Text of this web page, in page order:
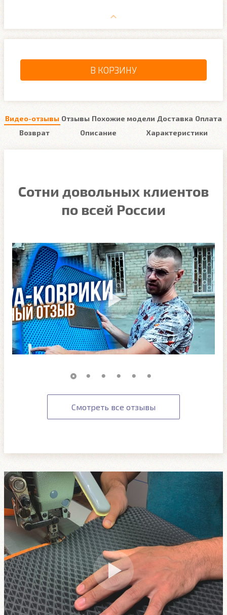
В КОРЗИНУ
Видео-отзывы Отзывы Похожие модели Доставка Оплата
Возврат
Описание Характеристики
Сотни довольных клиентов
по всей России
Смотреть все отзывы